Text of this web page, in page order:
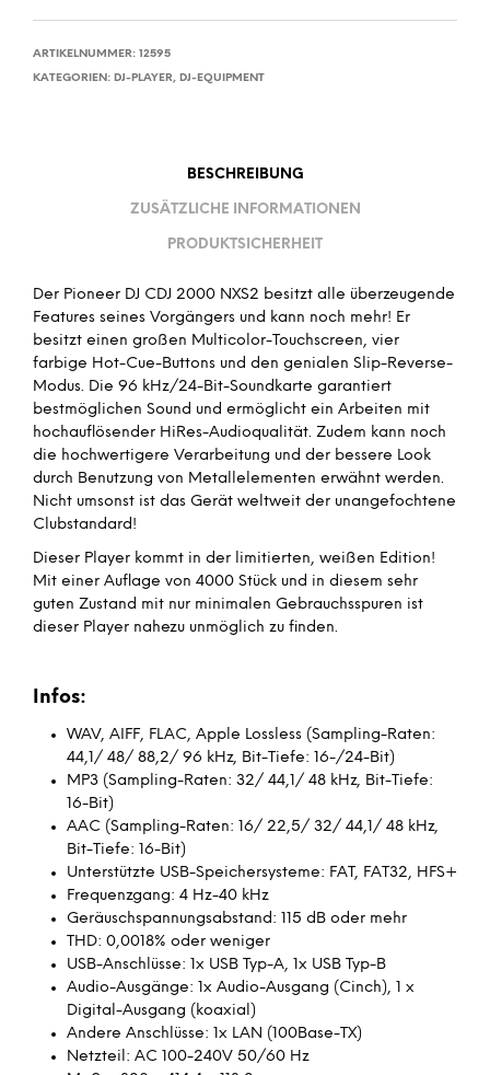
ARTIKELNUMMER: 12595
KATEGORIEN: DJ-PLAYER, DJ-EQUIPMENT
BESCHREIBUNG
ZUSÄTZLICHE INFORMATIONEN
PRODUKTSICHERHEIT
Der Pioneer DJ CDJ 2000 NXS2 besitzt alle überzeugende
Features seines Vorgängers und kann noch mehr! Er
besitzt einen großen Multicolor-Touchscreen, vier
farbige Hot-Cue-Buttons und den genialen Slip-Reverse-
Modus. Die 96 kHz/24-Bit-Soundkarte garantiert
bestmöglichen Sound und ermöglicht ein Arbeiten mit
hochauflösender HiRes-Audioqualität. Zudem kann noch
die hochwertigere Verarbeitung und der bessere Look
durch Benutzung von Metallelementen erwähnt werden.
Nicht umsonst ist das Gerät weltweit der unangefochtene
Clubstandard!
Dieser Player kommt in der limitierten, weißen Edition!
Mit einer Auflage von 4000 Stück und in diesem sehr
guten Zustand mit nur minimalen Gebrauchsspuren ist
dieser Player nahezu unmöglich zu finden.
Infos:
WAV, AIFF, FLAC, Apple Lossless (Sampling-Raten:
44,1/ 48/ 88,2/ 96 kHz, Bit-Tiefe: 16-/24-Bit)
MP3 (Sampling-Raten: 32/ 44,1/ 48 kHz, Bit-Tiefe:
16-Bit)
AAC (Sampling-Raten: 16/ 22,5/ 32/ 44,1/ 48 kHz,
Bit-Tiefe: 16-Bit)
Unterstützte USB-Speichersysteme: FAT, FAT32, HFS+
Frequenzgang: 4 Hz-40 kHz
Geräuschspannungsabstand: 115 dB oder mehr
THD: 0,0018% oder weniger
USB-Anschlüsse: 1x USB Typ-A, 1x USB Typ-B
Audio-Ausgänge: 1x Audio-Ausgang (Cinch), 1 x
Digital-Ausgang (koaxial)
Andere Anschlüsse: 1x LAN (100Base-TX)
Netzteil: AC 100-240V 50/60 Hz